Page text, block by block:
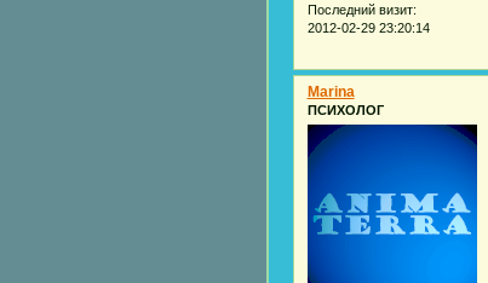
Последний визит:
2012-02-29 23:20:14
Marina
ПСИХОЛОГ